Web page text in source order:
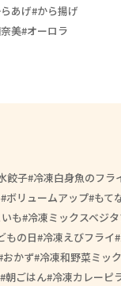
あげ から揚げ
美 オーロラ
餃子 冷凍白身魚のフラ
ボリュームアップ もて
も 冷凍ミックスベジ
もの日 冷凍えびフライ
おかず 冷凍和野菜ミッ
朝ごはん 冷凍カレーピ